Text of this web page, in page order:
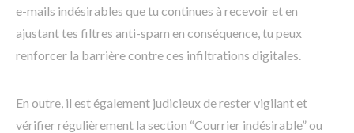
e-mails indésirables que tu continues à recevoir et en
ajustant tes filtres anti-spam en conséquence, tu peux
renforcer la barrière contre ces infiltrations digitales.
En outre, il est également judicieux de rester vigilant et
vérifier régulièrement la section “Courrier indésirable” ou